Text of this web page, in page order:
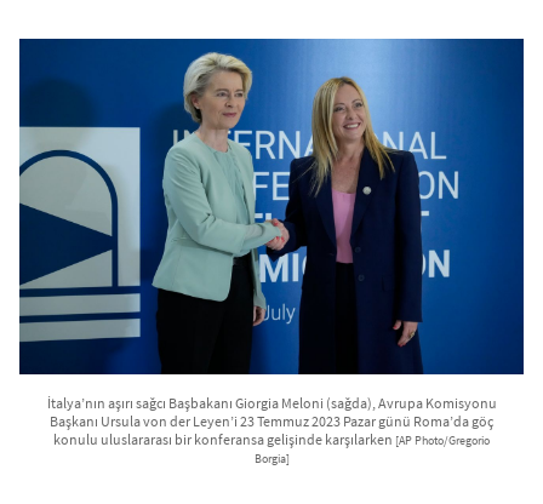
İtalya’nın aşırı sağcı Başbakanı Giorgia Meloni (sağda), Avrupa Komisyonu
Başkanı Ursula von der Leyen’i 23 Temmuz 2023 Pazar günü Roma’da göç
konulu uluslararası bir konferansa gelişinde karşılarken [AP Photo/Gregorio
Borgia]